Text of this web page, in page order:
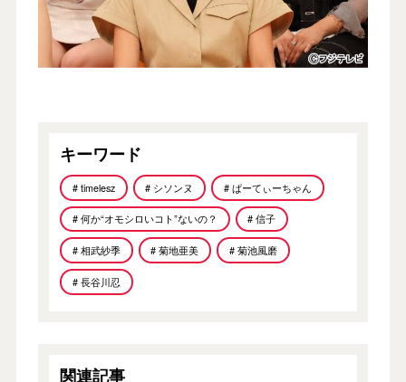
キーワード
# timelesz # シソンヌ # ぱーてぃーちゃん
# 何か“オモシロいコト”ないの？ # 信子
# 相武紗季 # 菊地亜美 # 菊池風磨
# 長谷川忍
関連記事